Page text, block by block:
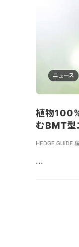
ニュース
植物
むBMT型
HEDGE GUIDE
...